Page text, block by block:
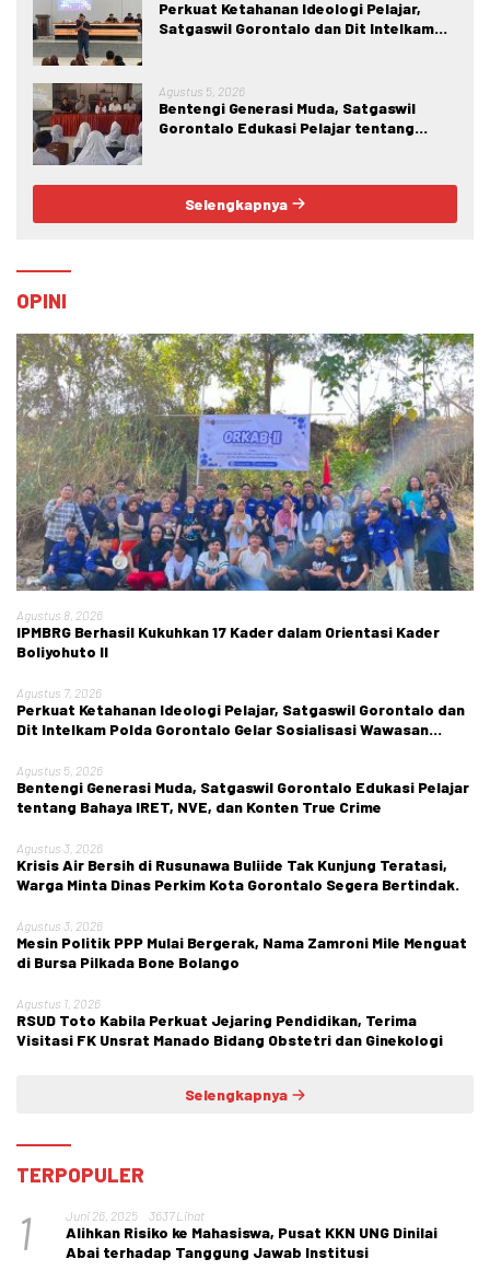
Perkuat Ketahanan Ideologi Pelajar,
Satgaswil Gorontalo dan Dit Intelkam
Kabila
Agustus 5, 2026
Bentengi Generasi Muda, Satgaswil
Gorontalo Edukasi Pelajar tentang
Selengkapnya
OPINI
Agustus 8, 2026
IPMBRG Berhasil Kukuhkan 17 Kader dalam Orientasi Kader
Boliyohuto II
Agustus 7, 2026
Perkuat Ketahanan Ideologi Pelajar, Satgaswil Gorontalo dan
Dit Intelkam Polda Gorontalo Gelar Sosialisasi Wawasan
Agustus 5, 2026
Bentengi Generasi Muda, Satgaswil Gorontalo Edukasi Pelajar
tentang Bahaya IRET, NVE, dan Konten True Crime
Agustus 3, 2026
Krisis Air Bersih di Rusunawa Buliide Tak Kunjung Teratasi,
Warga Minta Dinas Perkim Kota Gorontalo Segera Bertindak.
Agustus 3, 2026
Mesin Politik PPP Mulai Bergerak, Nama Zamroni Mile Menguat
di Bursa Pilkada Bone Bolango
Agustus 1, 2026
RSUD Toto Kabila Perkuat Jejaring Pendidikan, Terima
Visitasi FK Unsrat Manado Bidang Obstetri dan Ginekologi
Selengkapnya
TERPOPULER
1 Juni 26, 2025 3637 Lihat
Alihkan Risiko ke Mahasiswa, Pusat KKN UNG Dinilai
Abai terhadap Tanggung Jawab Institusi